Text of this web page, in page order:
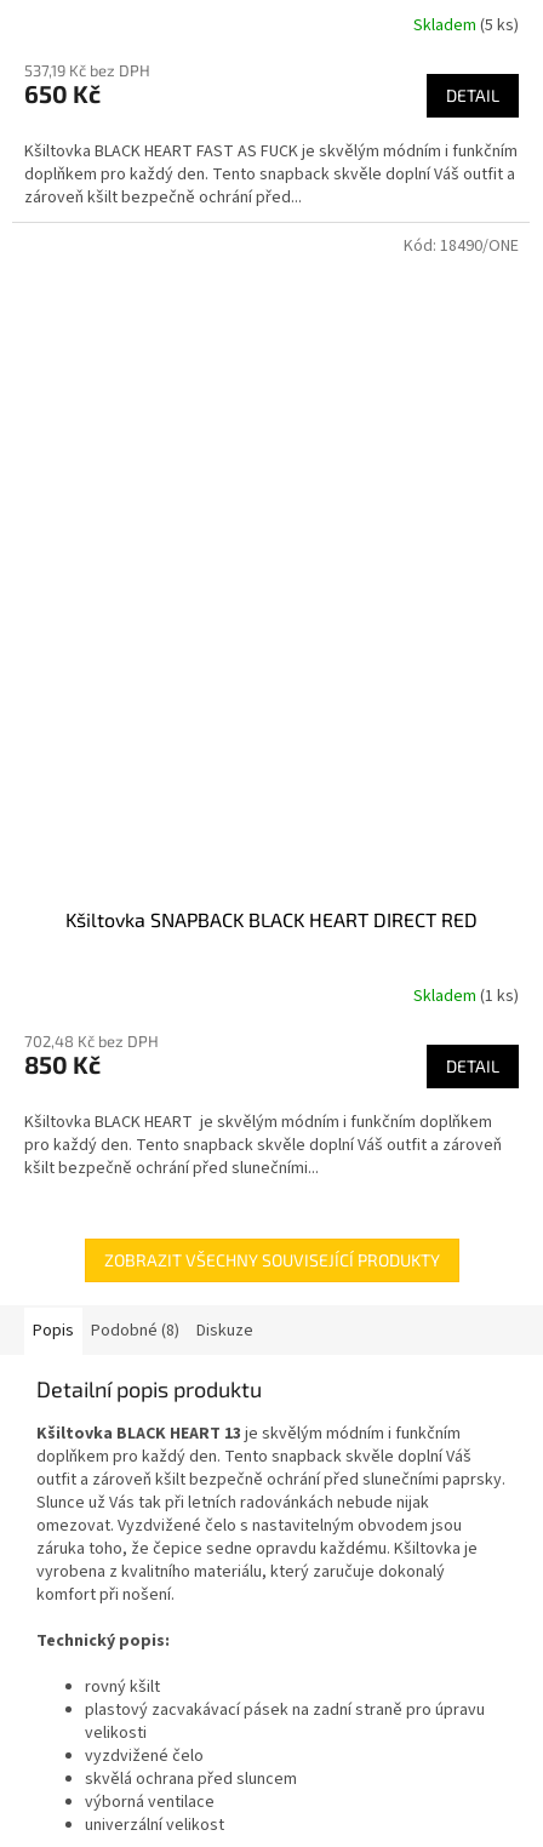
Skladem (5 ks)
537,19 Kč bez DPH
650 Kč DETAIL
Kšiltovka BLACK HEART FAST AS FUCK je skvělým módním i funkčním
doplňkem pro každý den. Tento snapback skvěle doplní Váš outfit a
zároveň kšilt bezpečně ochrání před...
Kšiltovka SNAPBACK BLACK HEART DIRECT RED
Skladem (1 ks)
702,48 Kč bez DPH
850 Kč DETAIL
Kšiltovka BLACK HEART je skvělým módním i funkčním doplňkem
pro každý den. Tento snapback skvěle doplní Váš outfit a zároveň
kšilt bezpečně ochrání před slunečními...
Kód: 18490/ONE
ZOBRAZIT VŠECHNY SOUVISEJÍCÍ PRODUKTY
Popis Podobné (8) Diskuze
Detailní popis produktu
Kšiltovka BLACK HEART 13 je skvělým módním i funkčním
doplňkem pro každý den. Tento snapback skvěle doplní Váš
outfit a zároveň kšilt bezpečně ochrání před slunečními paprsky.
Slunce už Vás tak při letních radovánkách nebude nijak
omezovat. Vyzdvižené čelo s nastavitelným obvodem jsou
záruka toho, že čepice sedne opravdu každému. Kšiltovka je
vyrobena z kvalitního materiálu, který zaručuje dokonalý
komfort při nošení.
Technický popis:
rovný kšilt
plastový zacvakávací pásek na zadní straně pro úpravu
velikosti
vyzdvižené čelo
skvělá ochrana před sluncem
výborná ventilace
univerzální velikost